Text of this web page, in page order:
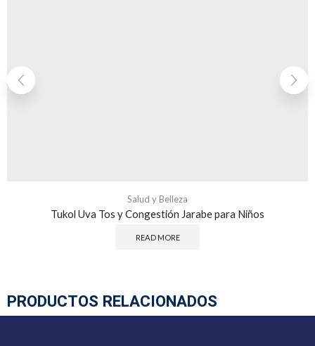
Salud y Belleza
Tukol Uva Tos y Congestión Jarabe para Niños
READ MORE
PRODUCTOS RELACIONADOS